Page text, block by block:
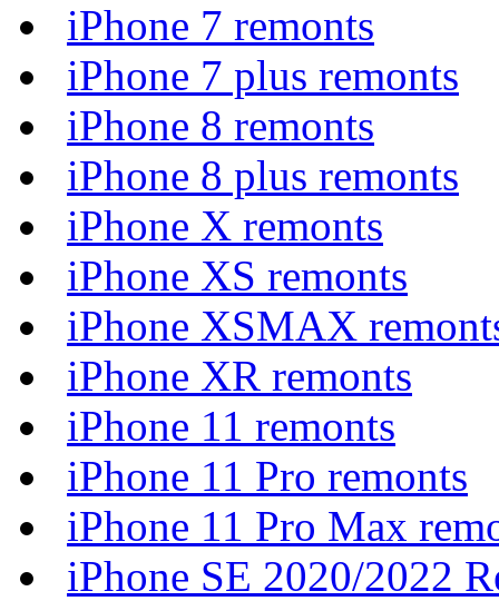
iPhone 7 remonts
iPhone 7 plus remonts
iPhone 8 remonts
iPhone 8 plus remonts
iPhone X remonts
iPhone XS remonts
iPhone XSMAX
iPhone XR remonts
iPhone 11 remonts
iPhone 11 Pro remonts
iPhone 11 Pro Max
iPhone SE 2020/2022